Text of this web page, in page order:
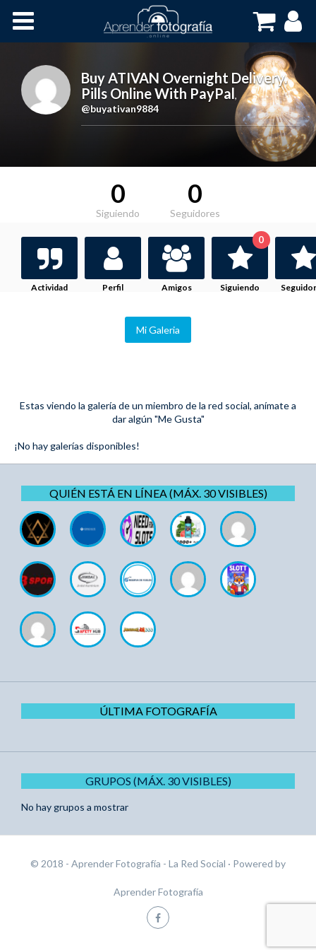
Cursos OnLine
Buy ATIVAN Overnight Delivery.
Pills Online With PayPal,
@buyativan9884
0
Siguiendo
0
Seguidores
Actividad Perfil Amigos Siguiendo
0
Mi Galeria
Estas viendo la galería de un miembro de la red social, anímate a
dar algún "Me Gusta"
¡No hay galerías disponibles!
QUIÉN ESTÁ EN LÍNEA (MÁX. 30 VISIBLES)
ÚLTIMA FOTOGRAFÍA
GRUPOS (MÁX. 30 VISIBLES)
No hay grupos a mostrar
© 2018 - Aprender Fotografía - La Red Social · Powered by
Aprender Fotografía